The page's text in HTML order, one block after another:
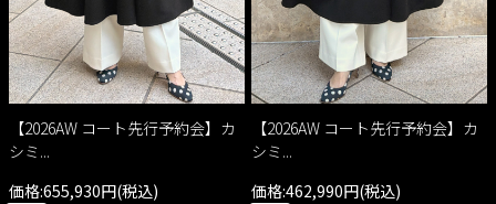
【2026AW コート先行予約会】カ
シミ...
価格:655,930円(税込)
【2026AW コート先行予約会】カ
シミ...
価格:462,990円(税込)